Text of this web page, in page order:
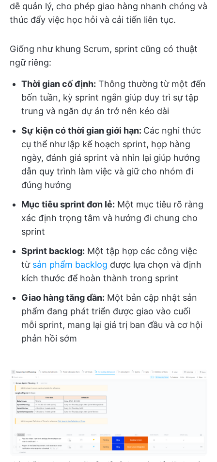
dễ quản lý, cho phép giao hàng nhanh chóng và
thúc đẩy việc học hỏi và cải tiến liên tục.
Giống như khung Scrum, sprint cũng có thuật
ngữ riêng:
Thời gian cố định: Thông thường từ một đến
bốn tuần, kỳ sprint ngắn giúp duy trì sự tập
trung và ngăn dự án trở nên kéo dài
Sự kiện có thời gian giới hạn: Các nghi thức
cụ thể như lập kế hoạch sprint, họp hàng
ngày, đánh giá sprint và nhìn lại giúp hướng
dẫn quy trình làm việc và giữ cho nhóm đi
đúng hướng
Mục tiêu sprint đơn lẻ: Một mục tiêu rõ ràng
xác định trọng tâm và hướng đi chung cho
sprint
Sprint backlog: Một tập hợp các công việc
từ sản phẩm backlog được lựa chọn và định
kích thước để hoàn thành trong sprint
Giao hàng tăng dần: Một bản cập nhật sản
phẩm đang phát triển được giao vào cuối
mỗi sprint, mang lại giá trị ban đầu và cơ hội
phản hồi sớm